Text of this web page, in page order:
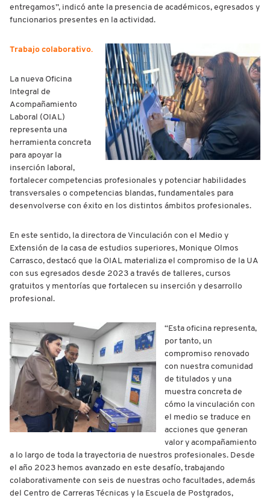
entregamos”, indicó ante la presencia de académicos, egresados y
funcionarios presentes en la actividad.
Trabajo colaborativo.
La nueva Oficina
Integral de
Acompañamiento
Laboral (OIAL)
representa una
herramienta concreta
para apoyar la
inserción laboral,
fortalecer competencias profesionales y potenciar habilidades
transversales o competencias blandas, fundamentales para
desenvolverse con éxito en los distintos ámbitos profesionales.
En este sentido, la directora de Vinculación con el Medio y
Extensión de la casa de estudios superiores, Monique Olmos
Carrasco, destacó que la OIAL materializa el compromiso de la UA
con sus egresados desde 2023 a través de talleres, cursos
gratuitos y mentorías que fortalecen su inserción y desarrollo
profesional.
“Esta oficina representa,
por tanto, un
compromiso renovado
con nuestra comunidad
de titulados y una
muestra concreta de
cómo la vinculación con
el medio se traduce en
acciones que generan
valor y acompañamiento
a lo largo de toda la trayectoria de nuestros profesionales. Desde
el año 2023 hemos avanzado en este desafío, trabajando
colaborativamente con seis de nuestras ocho facultades, además
del Centro de Carreras Técnicas y la Escuela de Postgrados,